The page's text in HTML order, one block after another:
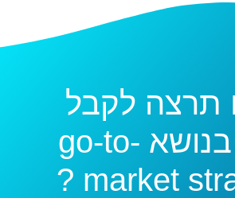
תרצה לקבל
ייעוץ בנושא go-to-
market